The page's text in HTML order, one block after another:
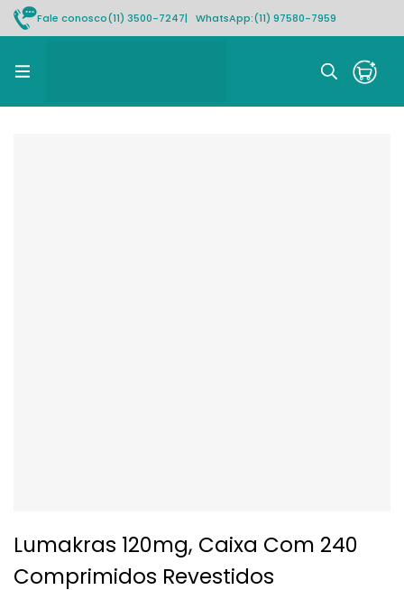
Fale conosco(11) 3500-7247| WhatsApp:(11) 97580-7959
Lumakras 120mg, Caixa Com 240
Comprimidos Revestidos